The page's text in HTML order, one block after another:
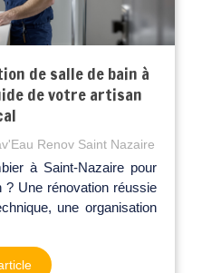
de salle de bain à
de votre artisan
Renov Saint Nazaire
à Saint-Nazaire pour
? Une rénovation réussie
une organisation